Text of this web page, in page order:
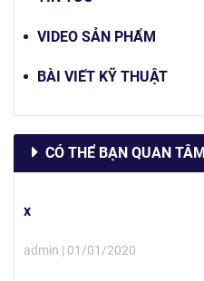
VIDEO SẢN PHẨM
BÀI VIẾT KỸ THUẬT
CÓ THỂ BẠN QUAN TÂM
x
admin | 01/01/2020